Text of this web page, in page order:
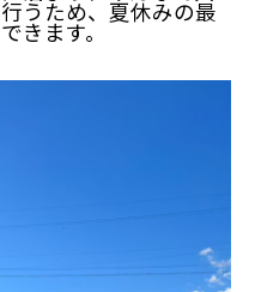
うため、夏休みの最
きます。